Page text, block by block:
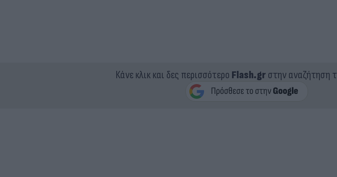
Κάνε κλικ και δες περισσότερο Flash.grστην αναζήτηση